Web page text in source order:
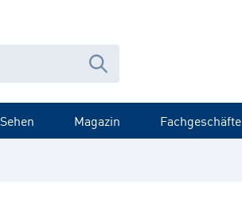
Sehen Magazin Fachgeschäfte